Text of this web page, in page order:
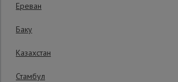
Ереван
Баку
Казахстан
Стамбул